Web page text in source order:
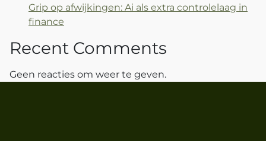
Grip op afwijkingen: Ai als extra controlelaag in
finance
Recent Comments
Geen reacties om weer te geven.